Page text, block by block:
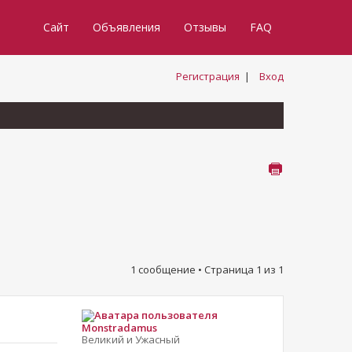
Сайт Объявления Отзывы FAQ
Регистрация | Вход
1 сообщение • Страница 1 из 1
Monstradamus
Великий и Ужасный